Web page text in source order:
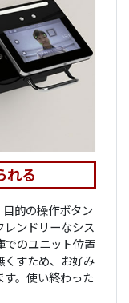
れる
的の操作ボタン
ンドリーなシス
でのユニット位置
くすため、お好み
。使い終わった